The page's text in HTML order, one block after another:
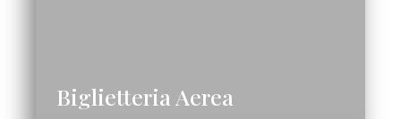
Biglietteria Aerea